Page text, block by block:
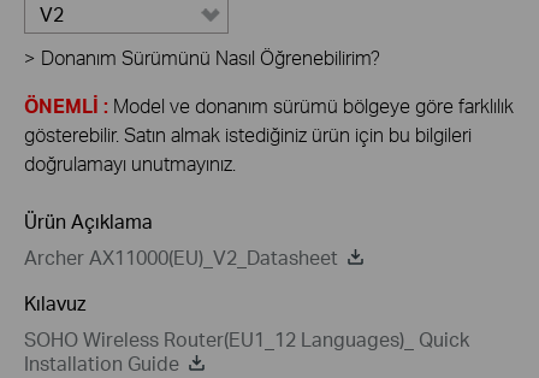
V2
> Donanım Sürümünü Nasıl Öğrenebilirim?
ÖNEMLİ : Model ve donanım sürümü bölgeye göre farklılık
gösterebilir. Satın almak istediğiniz ürün için bu bilgileri
doğrulamayı unutmayınız.
Ürün Açıklama
Archer AX11000(EU)_V2_Datasheet
Kılavuz
SOHO Wireless Router(EU1_12 Languages)_ Quick
Installation Guide